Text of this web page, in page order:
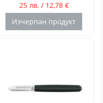
25 лв. / 12,78 €
Изчерпан продукт